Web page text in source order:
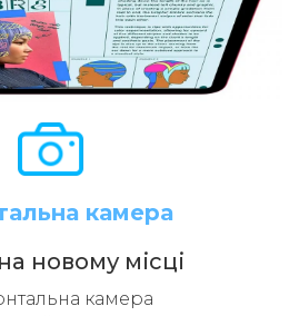
камера
новому місці
камера